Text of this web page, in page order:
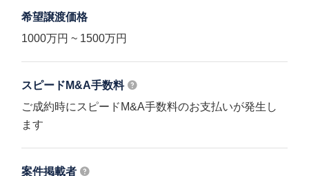
希望譲渡価格
1000万円 ~ 1500万円
スピードM&A手数料
ご成約時にスピードM&A手数料のお支払いが発生し
ます
案件掲載者